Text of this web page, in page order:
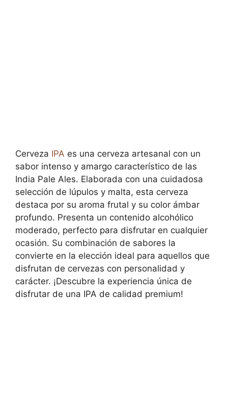
Cerveza IPA es una cerveza artesanal con un
sabor intenso y amargo característico de las
India Pale Ales. Elaborada con una cuidadosa
selección de lúpulos y malta, esta cerveza
destaca por su aroma frutal y su color ámbar
profundo. Presenta un contenido alcohólico
moderado, perfecto para disfrutar en cualquier
ocasión. Su combinación de sabores la
convierte en la elección ideal para aquellos que
disfrutan de cervezas con personalidad y
carácter. ¡Descubre la experiencia única de
disfrutar de una IPA de calidad premium!